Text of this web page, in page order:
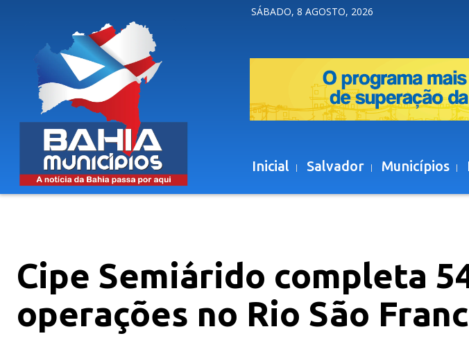
SÁBADO, 8 AGOSTO, 2026
Inicial Salvador Municípios
Cipe Semiárido completa
operações no Rio São